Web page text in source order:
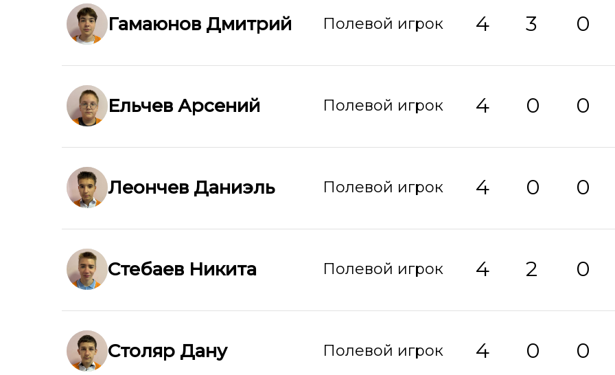
Гамаюнов Дмитрий Полевой игрок 4 3 0
Ельчев Арсений Полевой игрок 4 0 0
Леончев Даниэль Полевой игрок 4 0 0
Стебаев Никита Полевой игрок 4 2 0
Столяр Дану Полевой игрок 4 0 0